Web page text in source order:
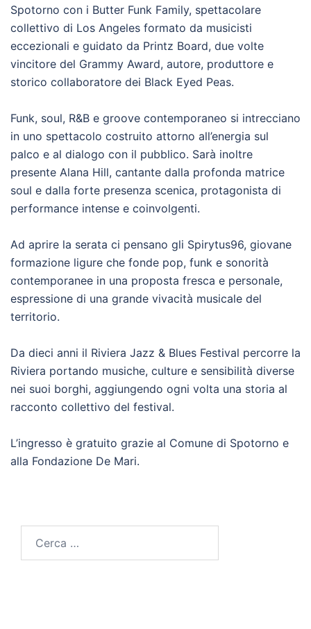
Spotorno con i Butter Funk Family, spettacolare
collettivo di Los Angeles formato da musicisti
eccezionali e guidato da Printz Board, due volte
vincitore del Grammy Award, autore, produttore e
storico collaboratore dei Black Eyed Peas.
Funk, soul, R&B e groove contemporaneo si intrecciano
in uno spettacolo costruito attorno all’energia sul
palco e al dialogo con il pubblico. Sarà inoltre
presente Alana Hill, cantante dalla profonda matrice
soul e dalla forte presenza scenica, protagonista di
performance intense e coinvolgenti.
Ad aprire la serata ci pensano gli Spirytus96, giovane
formazione ligure che fonde pop, funk e sonorità
contemporanee in una proposta fresca e personale,
espressione di una grande vivacità musicale del
territorio.
Da dieci anni il Riviera Jazz & Blues Festival percorre la
Riviera portando musiche, culture e sensibilità diverse
nei suoi borghi, aggiungendo ogni volta una storia al
racconto collettivo del festival.
L’ingresso è gratuito grazie al Comune di Spotorno e
alla Fondazione De Mari.